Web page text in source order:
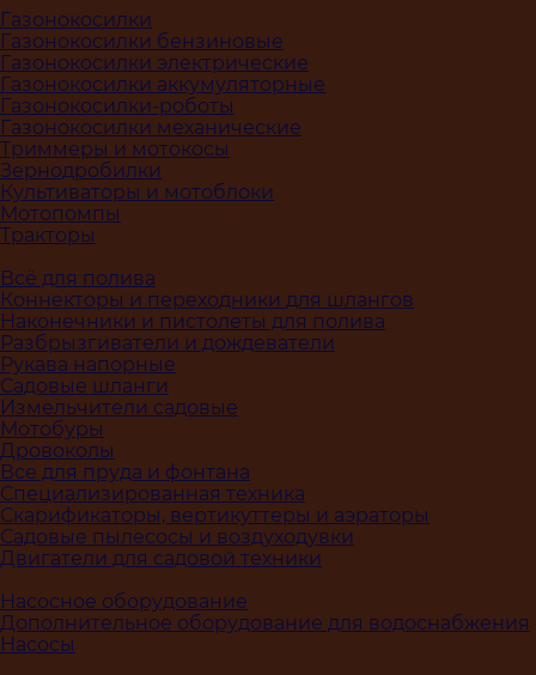
Газонокосилки
Газонокосилки бензиновые
Газонокосилки электрические
Газонокосилки аккумуляторные
Газонокосилки-роботы
Газонокосилки механические
Триммеры и мотокосы
Зернодробилки
Культиваторы и мотоблоки
Мотопомпы
Тракторы
Всё для полива
Коннекторы и переходники для шлангов
Наконечники и пистолеты для полива
Разбрызгиватели и дождеватели
Рукава напорные
Садовые шланги
Измельчители садовые
Мотобуры
Дровоколы
Все для пруда и фонтана
Специализированная техника
Скарификаторы, вертикуттеры и аэраторы
Садовые пылесосы и воздуходувки
Двигатели для садовой техники
Насосное оборудование
Дополнительное оборудование для водоснабжения
Насосы